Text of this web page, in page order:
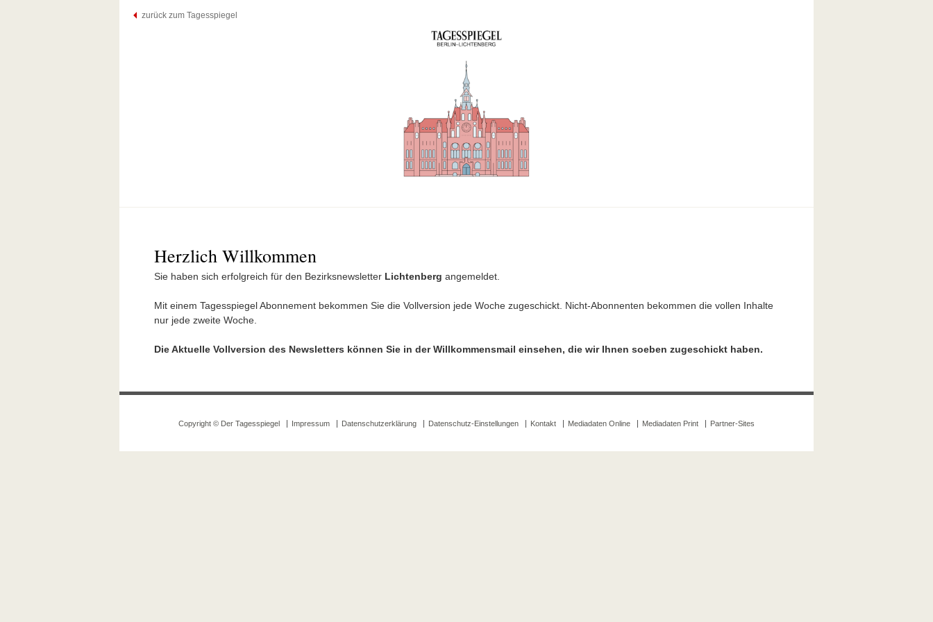
zurück zum Tagesspiegel
Herzlich Willkommen
Sie haben sich erfolgreich für den Bezirksnewsletter Lichtenberg angemeldet.
Mit einem Tagesspiegel Abonnement bekommen Sie die Vollversion jede Woche zugeschickt. Nicht-Abonnenten bekommen die vollen Inhalte
nur jede zweite Woche.
Die Aktuelle Vollversion des Newsletters können Sie in der Willkommensmail einsehen, die wir Ihnen soeben zugeschickt haben.
Copyright © Der Tagesspiegel Impressum Datenschutzerklärung Datenschutz-Einstellungen Kontakt Mediadaten Online Mediadaten Print Partner-Sites